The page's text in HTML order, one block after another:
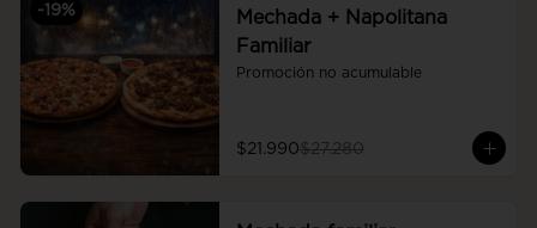
-19%
Mechada + Napolitana
Familiar
Promoción no acumulable
$21.990$27.280